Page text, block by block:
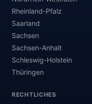
Rheinland-Pfalz
Saarland
Sachsen
Sachsen-Anhalt
Schleswig-Holstein
Thüringen
RECHTLICHES